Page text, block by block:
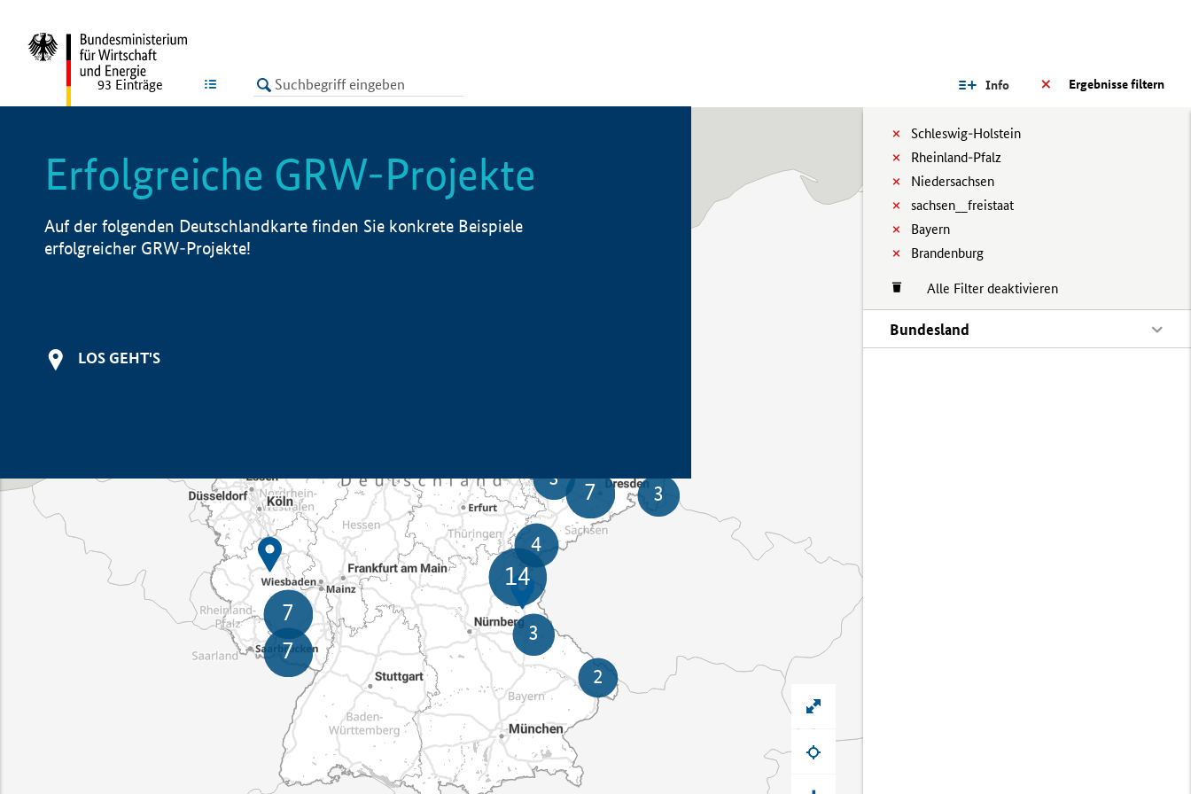
LISTE Ergebnisse filtern
Info
Schleswig-Holstein
Rheinland-Pfalz
Niedersachsen
sachsen__freistaat
Bayern
Brandenburg
Alle Filter deaktivieren
Bundesland
93 Einträge
Erfolgreiche GRW-Projekte
Auf der folgenden Deutschlandkarte finden Sie konkrete Beispiele
erfolgreicher GRW-Projekte!
LOS GEHT'S